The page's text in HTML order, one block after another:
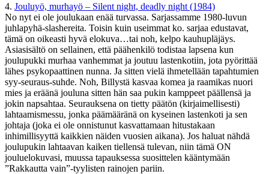
4. Jouluyö, murhayö – Silent night, deadly night (1984)
No nyt ei ole joulukaan enää turvassa. Sarjassamme 1980-luvun
juhlapyhä-slashereita. Toisin kuin useimmat ko. sarjaa edustavat,
tämä on oikeasti hyvä elokuva…tai noh, kelpo kauhupläjäys.
Asiasisältö on sellainen, että päähenkilö todistaa lapsena kun
joulupukki murhaa vanhemmat ja joutuu lastenkotiin, jota pyörittää
lähes psykopaattinen nunna. Ja sitten vielä ihmetellään tapahtumien
syy-seuraus-suhde. Noh, Billystä kasvaa komea ja raamikas nuori
mies ja eräänä jouluna sitten hän saa pukin kamppeet päällensä ja
jokin napsahtaa. Seurauksena on tietty päätön (kirjaimellisesti)
lahtaamismessu, jonka päämääränä on kyseinen lastenkoti ja sen
johtaja (joka ei ole onnistunut kasvattamaan hitustakaan
inhimillisyyttä kaikkien näiden vuosien aikana). Jos haluat nähdä
joulupukin lahtaavan kaiken tiellensä tulevan, niin tämä ON
jouluelokuvasi, muussa tapauksessa suosittelen kääntymään
”Rakkautta vain”-tyylisten rainojen pariin.